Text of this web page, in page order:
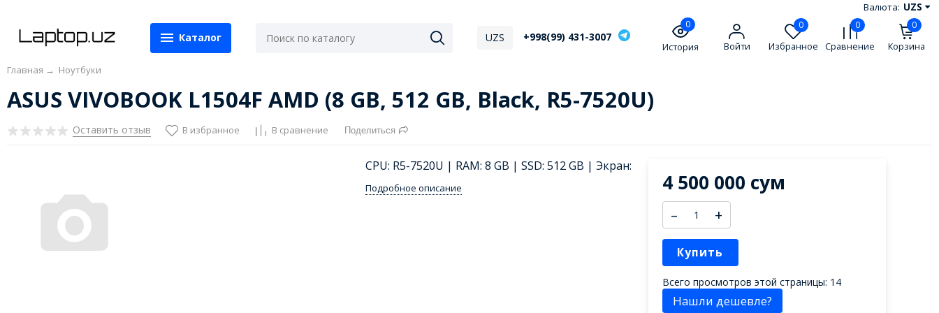
Валюта: UZS
Каталог UZS +998(99) 431-3007
0
История
Войти
0
Избранное
0
Сравнение
0
Корзина
Главная → Ноутбуки
ASUS VIVOBOOK L1504F AMD (8 GB, 512 GB, Black, R5-7520U)
Оставить отзыв В избранное В сравнение Поделиться
CPU: R5-7520U | RAM: 8 GB | SSD: 512 GB | Экран:
Подробное описание 4 500 000 сум
– +
Купить
Всего просмотров этой страницы: 14